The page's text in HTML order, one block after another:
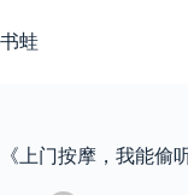
至
书蛙
《上门按摩，我能偷